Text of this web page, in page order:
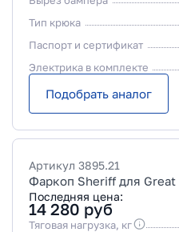
Тип крюка
Паспорт и сертификат
Электрика в комплекте
Подобрать аналог
Артикул 3895.21
Фаркоп Sheriff для Great
Последняя цена:
14 280 руб
Тяговая нагрузка, кг